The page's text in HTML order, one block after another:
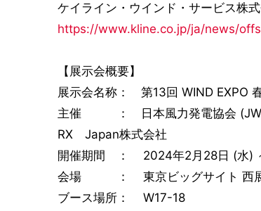
ケイライン・ウインド・サービス株
https://www.kline.co.jp/ja/news/
【展示会概要】
展示会名称： 第13回 WIND EXPO
主催 ： 日本風力発電協会
RX Japan株式会社
開催期間 ： 2024年2月28日 (水)
会場 ： 東京ビッグサイト 西
ブース場所： W17-18